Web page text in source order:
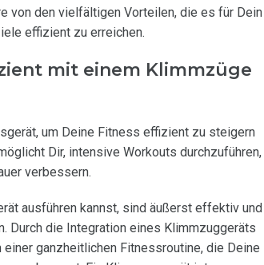
von den vielfältigen Vorteilen, die es für Dein
effizient zu erreichen.
mit einem Klimmzüge
um Deine Fitness effizient zu steigern
Dir, intensive Workouts durchzuführen,
verbessern.
ausführen kannst, sind äußerst effektiv und
Durch die Integration eines Klimmzuggeräts
ganzheitlichen Fitnessroutine, die Deine